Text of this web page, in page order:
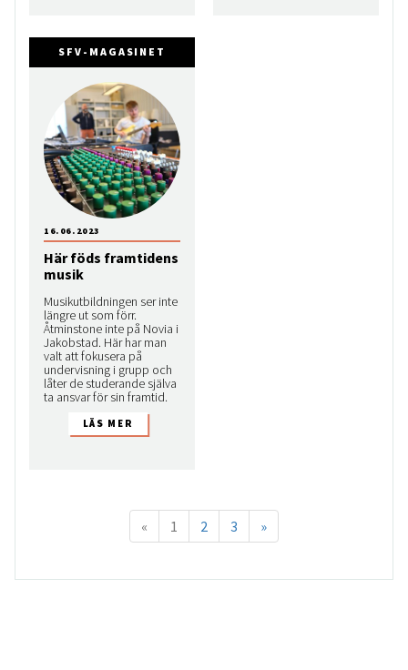
SFV-MAGASINET
Här föds framtidens
musik
Musikutbildningen ser inte
längre ut som förr.
Åtminstone inte på Novia i
Jakobstad. Här har man
valt att fokusera på
undervisning i grupp och
låter de studerande själva
ta ansvar för sin framtid.
16.06.2023
« 1 2 3 »